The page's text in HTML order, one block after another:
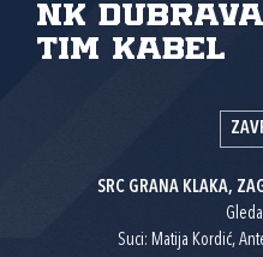
NK Dubrava
Tim Kabel
SRC GRANA KLAKA,
Suci: Matija Kordić,